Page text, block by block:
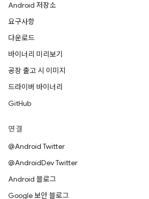
Android 저장소
요구사항
다운로드
바이너리 미리보기
공장 출고 시 이미지
드라이버 바이너리
GitHub
연결
@Android Twitter
@AndroidDev Twitter
Android 블로그
Google 보안 블로그